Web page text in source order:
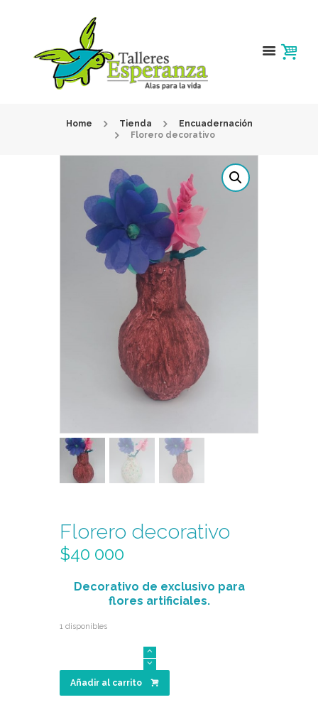
Home Tienda
Encuadernación
Florero decorativo
Florero decorativo
$40 000
Decorativo de exclusivo para
flores artificiales.
1 disponibles
cantidad
Añadir al carrito